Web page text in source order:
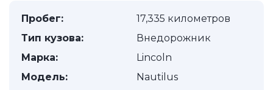
Пробег:
17,335 километров
Тип кузова:
Внедорожник
Марка:
Lincoln
Модель:
Nautilus